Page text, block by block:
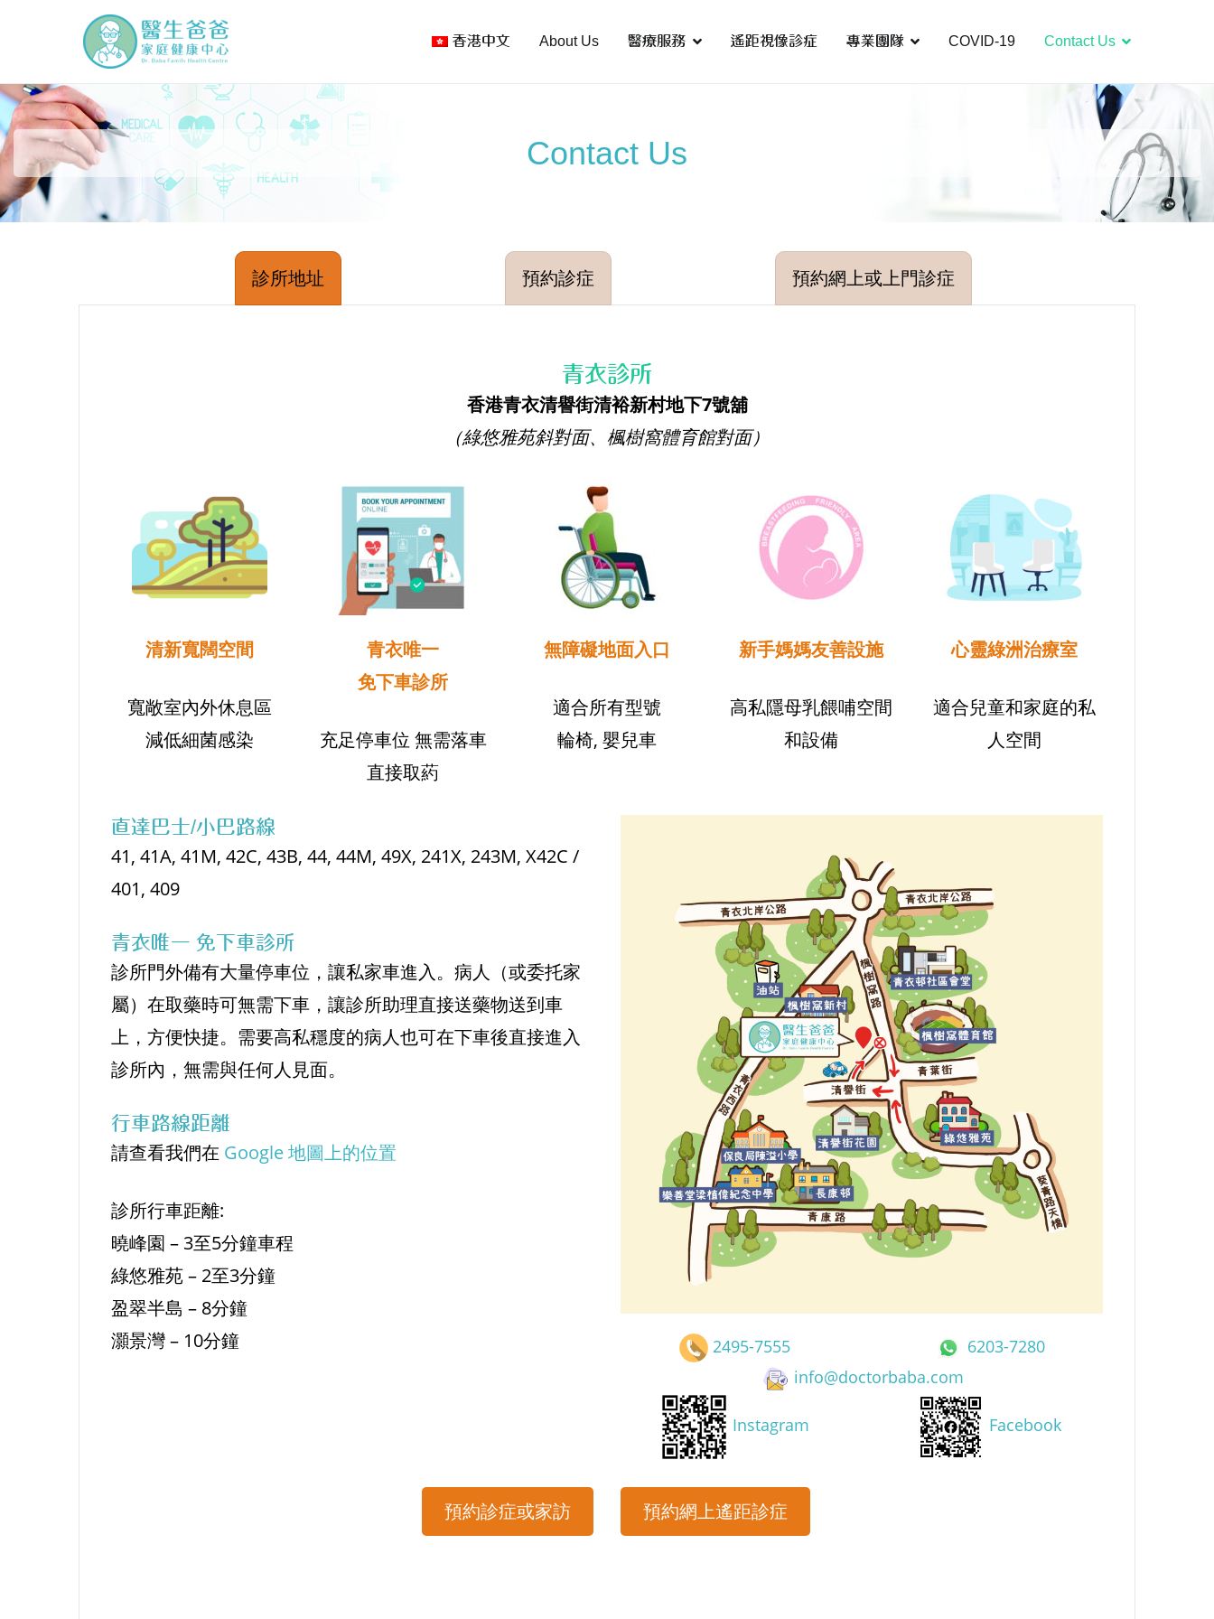
香港中文 About Us 醫療服務 遙距視像診症 專業團隊 COVID-19 Contact Us
Contact Us
診所地址 預約診症 預約網上或上門診症
青衣診所
香港青衣清譽街清裕新村地下7號舖
（綠悠雅苑斜對面、楓樹窩體育館對面）
清新寬闊空間
寬敞室內外休息區
減低細菌感染
青衣唯一
免下車診所
充足停車位 無需落車
直接取葯
無障礙地面入口
適合所有型號
輪椅, 嬰兒車
新手媽媽友善設施
高私隱母乳餵哺空間
和設備
心靈綠洲治療室
適合兒童和家庭的私
人空間
直達巴士/小巴路線
41, 41A, 41M, 42C, 43B, 44, 44M, 49X, 241X, 243M, X42C /
401, 409
青衣唯一 免下車診所
診所門外備有大量停車位，讓私家車進入。病人（或委托家
屬）在取藥時可無需下車，讓診所助理直接送藥物送到車
上，方便快捷。需要高私穩度的病人也可在下車後直接進入
診所內，無需與任何人見面。
行車路線距離
請查看我們在 Google 地圖上的位置
診所行車距離:
曉峰園 – 3至5分鐘車程
綠悠雅苑 – 2至3分鐘
盈翠半島 – 8分鐘
灝景灣 – 10分鐘
2495-7555
6203-7280
info@doctorbaba.com
Instagram Facebook
預約診症或家訪 預約網上遙距診症